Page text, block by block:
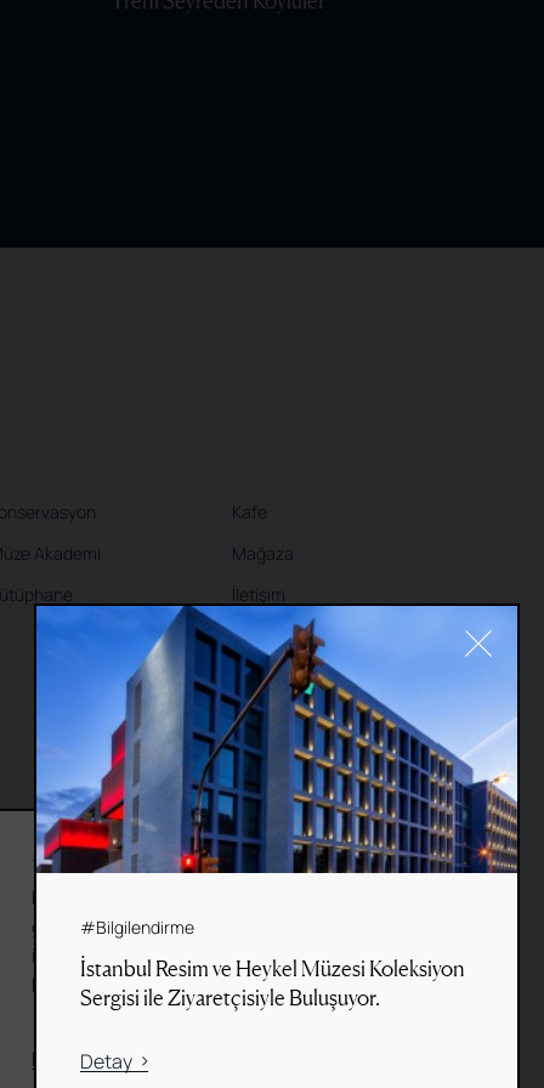
Akademi
Kafe
Mağaza
İletişim
#Cookie
Bu web sitesi, gezinme deneyiminizi
geliştirmek ve site kullanım
istatistiklerini derlemek için çerezler
kullanır.
Daha Fazla Bilgi Edin
#Bilgilendirme
İstanbul Resim ve Heykel Müzesi Koleksiyon
Sergisi ile Ziyaretçisiyle Buluşuyor.
Detay